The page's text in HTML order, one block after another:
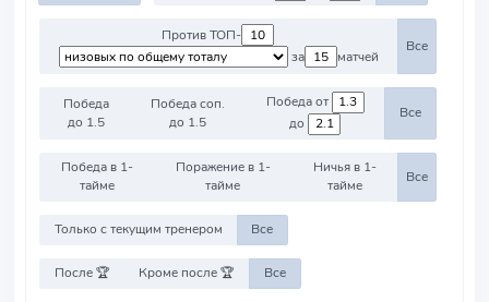
Против ТОП-
за
матчей
Все
Победа
до 1.5
Победа соп.
до 1.5
Победа от
до
Все
Победа в 1-
тайме
Поражение в 1-
тайме
Ничья в 1-
тайме
Все
Только с текущим тренером Все
После 🏆 Кроме после 🏆 Все